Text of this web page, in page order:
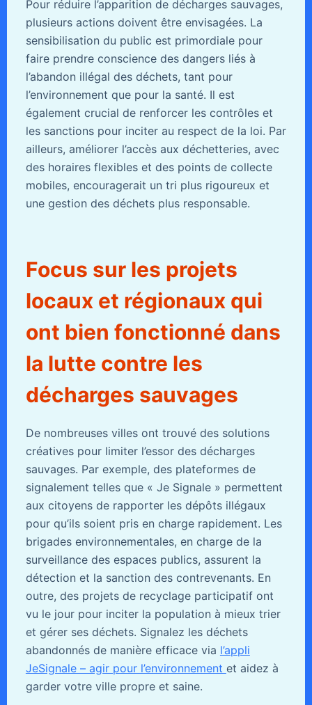
Pour réduire l’apparition de décharges sauvages,
plusieurs actions doivent être envisagées. La
sensibilisation du public est primordiale pour
faire prendre conscience des dangers liés à
l’abandon illégal des déchets, tant pour
l’environnement que pour la santé. Il est
également crucial de renforcer les contrôles et
les sanctions pour inciter au respect de la loi. Par
ailleurs, améliorer l’accès aux déchetteries, avec
des horaires flexibles et des points de collecte
mobiles, encouragerait un tri plus rigoureux et
une gestion des déchets plus responsable.
Focus sur les projets
locaux et régionaux qui
ont bien fonctionné dans
la lutte contre les
décharges sauvages
De nombreuses villes ont trouvé des solutions
créatives pour limiter l’essor des décharges
sauvages. Par exemple, des plateformes de
signalement telles que « Je Signale » permettent
aux citoyens de rapporter les dépôts illégaux
pour qu’ils soient pris en charge rapidement. Les
brigades environnementales, en charge de la
surveillance des espaces publics, assurent la
détection et la sanction des contrevenants. En
outre, des projets de recyclage participatif ont
vu le jour pour inciter la population à mieux trier
et gérer ses déchets. Signalez les déchets
abandonnés de manière efficace via l’appli
JeSignale – agir pour l’environnement et aidez à
garder votre ville propre et saine.